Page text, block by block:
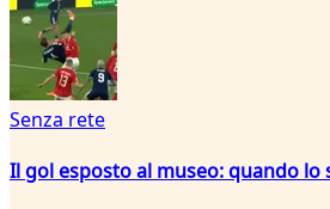
Senza rete
Il gol esposto al museo: quando